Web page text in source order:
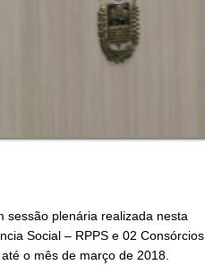
sessão plenária realizada nesta
Social – RPPS e 02 Consórcios
o mês de março de 2018.